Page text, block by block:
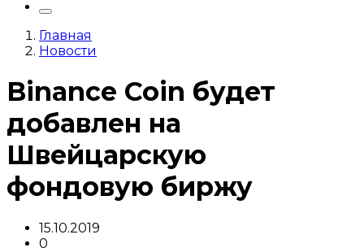
Главная
Новости
Binance Coin будет
добавлен на
Швейцарскую
фондовую биржу
15.10.2019
0